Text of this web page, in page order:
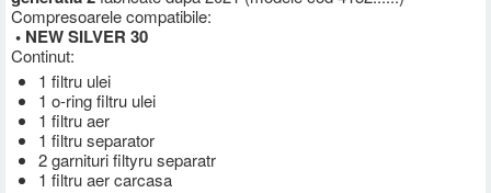
Compresoarele compatibile:
• NEW SILVER 30
Continut:
1 filtru ulei
1 o-ring filtru ulei
1 filtru aer
1 filtru separator
2 garnituri filtyru separatr
1 filtru aer carcasa